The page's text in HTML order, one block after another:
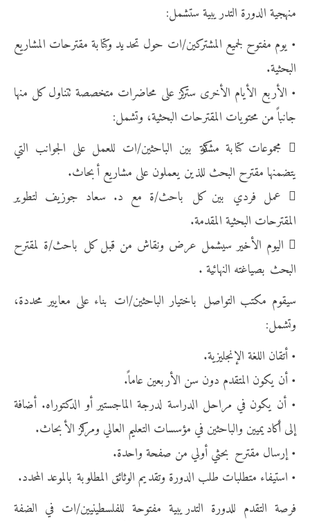
منهجية الدورة التدريبية ستشمل:
• يوم مفتوح لجميع المشتركين/ات حول تحديد وكتابة مقترحات المشاريع
البحثية.
• الأربع الأيام الأخرى ستركز على محاضرات متخصصة تتناول كل منها
جانباً من محتويات المقترحات البحثية، وتشمل:
 مجموعات كتابة مشتركة بين الباحثين/ات للعمل على الجوانب التي
يتضمنها مقترح البحث للذين يعملون على مشاريع أبحاث.
 عمل فردي بين كل باحث/ة مع د. سعاد جوزيف لتطوير
المقترحات البحثية المقدمة.
 اليوم الأخير سيشمل عرض ونقاش من قبل كل باحث/ة لمقترح
البحث بصياغته النهائية .
سيقوم مكتب التواصل باختيار الباحثين/ات بناء على معايير محددة،
وتشمل:
• أتقان اللغة الإنجليزية.
• أن يكون المتقدم دون سن الأربعين عاماً.
• أن يكون في مراحل الدراسة لدرجة الماجستير أو الدكتوراه. أضافة
إلى أكاديميين والباحثين في مؤسسات التعليم العالي ومراكز الأبحاث.
• إرسال مقترح بحثي أولي من صفحة واحدة.
• استيفاء متطلبات طلب الدورة وتقديم الوثائق المطلوبة بالموعد المحدد.
فرصة التقدم للدورة التدريبية مفتوحة للفلسطينيين/ات في الضفة